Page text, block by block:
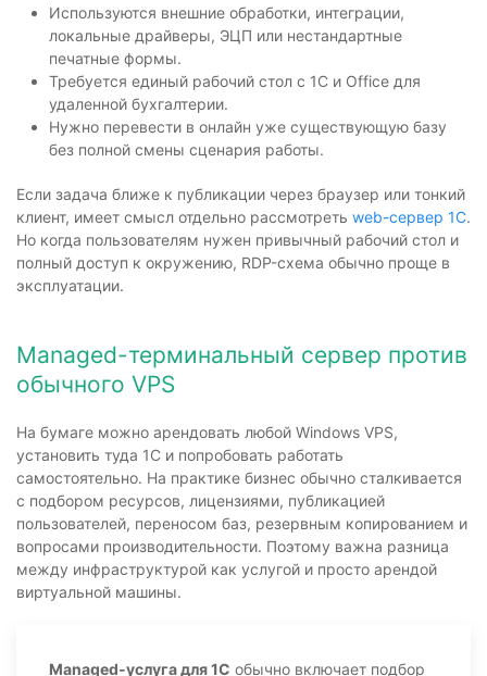
Используются внешние обработки, интеграции,
локальные драйверы, ЭЦП или нестандартные
печатные формы.
Требуется единый рабочий стол с 1С и Office для
удаленной бухгалтерии.
Нужно перевести в онлайн уже существующую базу
без полной смены сценария работы.
Если задача ближе к публикации через браузер или тонкий
клиент, имеет смысл отдельно рассмотреть web-сервер 1С.
Но когда пользователям нужен привычный рабочий стол и
полный доступ к окружению, RDP-схема обычно проще в
эксплуатации.
Managed-терминальный сервер против
обычного VPS
На бумаге можно арендовать любой Windows VPS,
установить туда 1С и попробовать работать
самостоятельно. На практике бизнес обычно сталкивается
с подбором ресурсов, лицензиями, публикацией
пользователей, переносом баз, резервным копированием и
вопросами производительности. Поэтому важна разница
между инфраструктурой как услугой и просто арендой
виртуальной машины.
Managed-услуга для 1С обычно включает подбор